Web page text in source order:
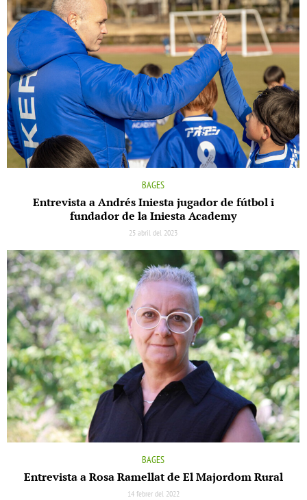
BAGES
Entrevista a Andrés Iniesta jugador de fútbol i
fundador de la Iniesta Academy
25 abril del 2023
BAGES
Entrevista a Rosa Ramellat de El Majordom Rural
14 febrer del 2022